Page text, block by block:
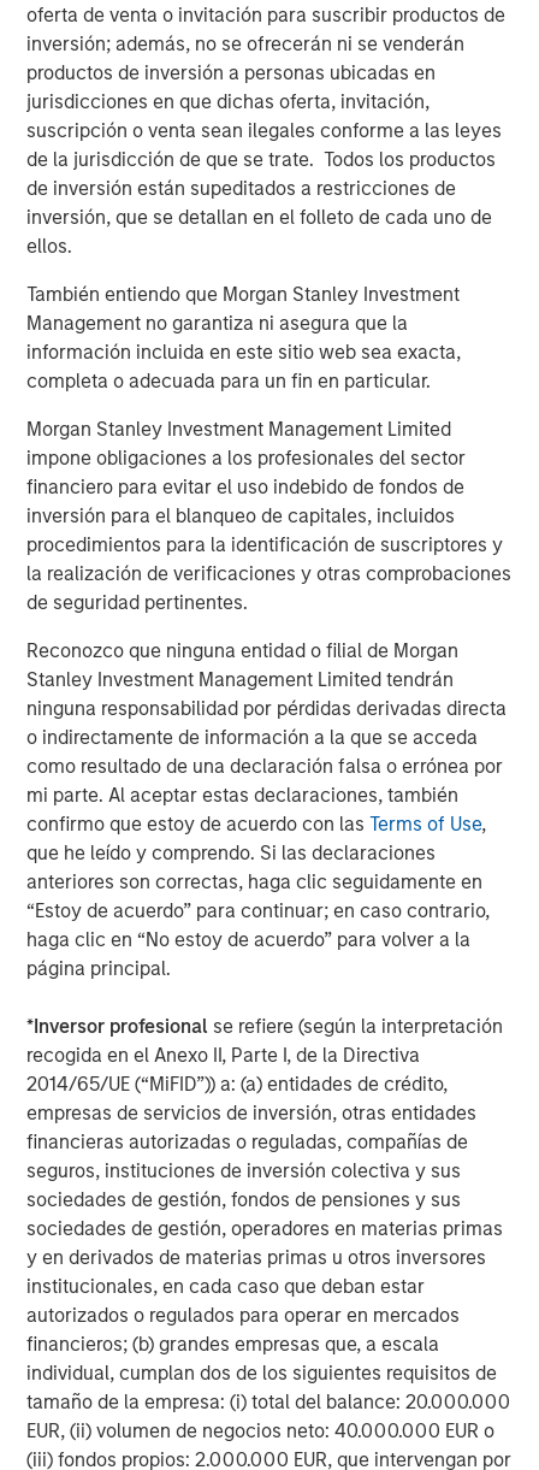
oferta de venta o invitación para suscribir productos de
inversión; además, no se ofrecerán ni se venderán
productos de inversión a personas ubicadas en
jurisdicciones en que dichas oferta, invitación,
suscripción o venta sean ilegales conforme a las leyes
de la jurisdicción de que se trate. Todos los productos
de inversión están supeditados a restricciones de
inversión, que se detallan en el folleto de cada uno de
ellos.
También entiendo que Morgan Stanley Investment
Management no garantiza ni asegura que la
información incluida en este sitio web sea exacta,
completa o adecuada para un fin en particular.
Morgan Stanley Investment Management Limited
impone obligaciones a los profesionales del sector
financiero para evitar el uso indebido de fondos de
inversión para el blanqueo de capitales, incluidos
procedimientos para la identificación de suscriptores y
la realización de verificaciones y otras comprobaciones
de seguridad pertinentes.
Reconozco que ninguna entidad o filial de Morgan
Stanley Investment Management Limited tendrán
ninguna responsabilidad por pérdidas derivadas directa
o indirectamente de información a la que se acceda
como resultado de una declaración falsa o errónea por
mi parte. Al aceptar estas declaraciones, también
confirmo que estoy de acuerdo con lasTerms of Use,
que he leído y comprendo. Si las declaraciones
anteriores son correctas, haga clic seguidamente en
“Estoy de acuerdo” para continuar; en caso contrario,
haga clic en “No estoy de acuerdo” para volver a la
página principal.
*Inversor profesional se refiere (según la interpretación
recogida en el Anexo II, Parte I, de la Directiva
2014/65/UE (“MiFID”)) a: (a) entidades de crédito,
empresas de servicios de inversión, otras entidades
financieras autorizadas o reguladas, compañías de
seguros, instituciones de inversión colectiva y sus
sociedades de gestión, fondos de pensiones y sus
sociedades de gestión, operadores en materias primas
y en derivados de materias primas u otros inversores
institucionales, en cada caso que deban estar
autorizados o regulados para operar en mercados
financieros; (b) grandes empresas que, a escala
individual, cumplan dos de los siguientes requisitos de
tamaño de la empresa: (i) total del balance: 20.000.000
EUR, (ii) volumen de negocios neto: 40.000.000 EUR o
(iii) fondos propios: 2.000.000 EUR, que intervengan por
The Emerging Markets Equity team combines deep
expertise and local presence in global markets with an
integrated top-down and bottom-up investment approach
to invest in core and growth-oriented portfolios across
non-U.S. markets.
ARTÍCULOS RELACIONADOS
From Electric Vehicles to Humanoids: China’s
Next Manufacturing Leap
AI's Silicon Backbone
TALES FROM THE EMERGING WORLD
India: Bystander in the Trailblazing AI Rally
The Authors
Amay Hattangadi
Managing Director
Rose Kim
Featured Insights